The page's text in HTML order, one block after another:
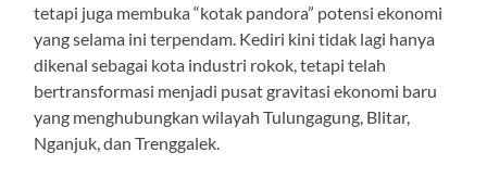
tetapi juga membuka “kotak pandora” potensi ekonomi
yang selama ini terpendam. Kediri kini tidak lagi hanya
dikenal sebagai kota industri rokok, tetapi telah
bertransformasi menjadi pusat gravitasi ekonomi baru
yang menghubungkan wilayah Tulungagung, Blitar,
Nganjuk, dan Trenggalek.